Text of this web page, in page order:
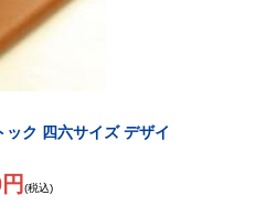
ク 四六サイズ デザイ
(税込)